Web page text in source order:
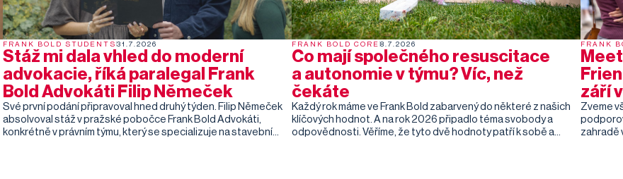
FRANK BOLD STUDENTS 31.7.2026
Stáž mi dala vhled do moderní
advokacie, říká paralegal Frank
Bold Advokáti Filip Němeček
Své první podání připravoval hned druhý týden. Filip Němeček
absolvoval stáž v pražské pobočce Frank Bold Advokáti,
konkrétně v právním týmu, který se specializuje na stavební
FRANK BOLD CORE 8.7.2026
Co mají společného resuscitace
a autonomie v týmu? Víc, než
čekáte
Každý rok máme ve Frank Bold zabarvený do některé z našich
klíčových hodnot. A na rok 2026 připadlo téma svobody a
odpovědnosti. Věříme, že tyto dvě hodnoty patří k sobě a
FRANK
září
Zveme
zahradě